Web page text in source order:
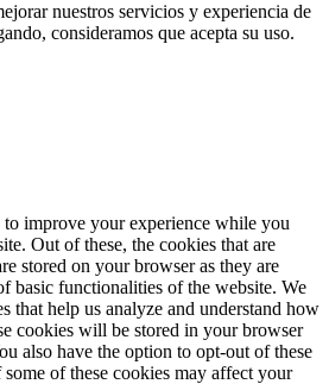
nuestros servicios y experiencia de
consideramos que acepta su uso.
to improve your experience while you
Out of these, the cookies that are
stored on your browser as they are
basic functionalities of the website. We
that help us analyze and understand how
cookies will be stored in your browser
also have the option to opt-out of these
of these cookies may affect your